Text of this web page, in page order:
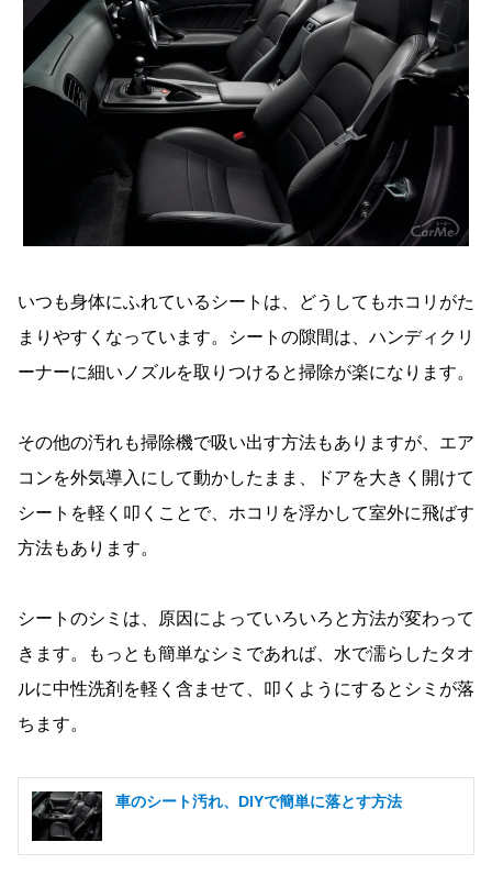
いつも身体にふれているシートは、どうしてもホコリがた
まりやすくなっています。シートの隙間は、ハンディクリ
ーナーに細いノズルを取りつけると掃除が楽になります。
その他の汚れも掃除機で吸い出す方法もありますが、エア
コンを外気導入にして動かしたまま、ドアを大きく開けて
シートを軽く叩くことで、ホコリを浮かして室外に飛ばす
方法もあります。
シートのシミは、原因によっていろいろと方法が変わって
きます。もっとも簡単なシミであれば、水で濡らしたタオ
ルに中性洗剤を軽く含ませて、叩くようにするとシミが落
ちます。
車のシート汚れ、DIYで簡単に落とす方法